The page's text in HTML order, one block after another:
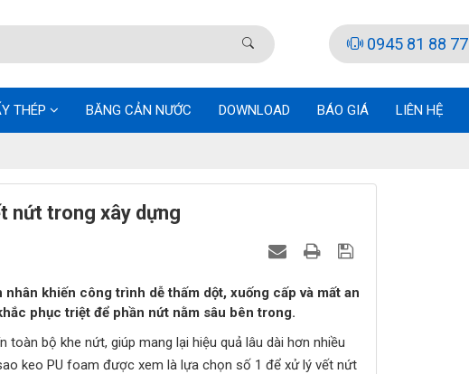
0945 81 88 77
THÉP BĂNG CẢN NƯỚC DOWNLOAD BÁO GIÁ LIÊN HỆ
nứt trong xây dựng
khiến công trình dễ thấm dột, xuống cấp và mất an
phục triệt để phần nứt nằm sâu bên trong.
bộ khe nứt, giúp mang lại hiệu quả lâu dài hơn nhiều
keo PU foam được xem là lựa chọn số 1 để xử lý vết nứt